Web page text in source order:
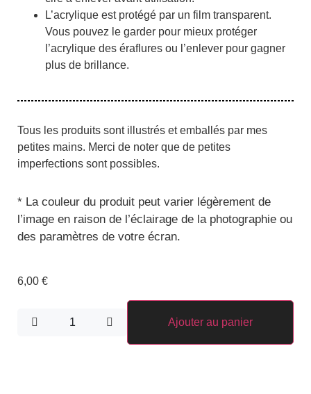
L’acrylique est protégé par un film transparent.
Vous pouvez le garder pour mieux protéger
l’acrylique des éraflures ou l’enlever pour gagner
plus de brillance.
Tous les produits sont illustrés et emballés par mes
petites mains. Merci de noter que de petites
imperfections sont possibles.
* La couleur du produit peut varier légèrement de
l’image en raison de l’éclairage de la photographie ou
des paramètres de votre écran.
6,00 €
Ajouter au panier